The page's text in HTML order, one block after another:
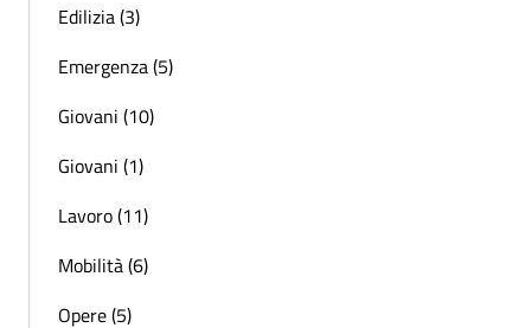
Edilizia (3)
Emergenza (5)
Giovani (10)
Giovani (1)
Lavoro (11)
Mobilità (6)
Opere (5)